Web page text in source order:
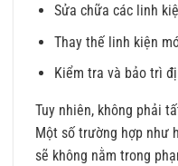
Sửa chữa các linh
Thay thế linh kiện
Kiểm tra và bảo trì
Tuy nhiên, không phải
Một số trường hợp như
sẽ không nằm trong